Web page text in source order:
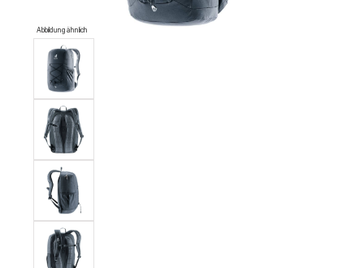
Abbildung ähnlich